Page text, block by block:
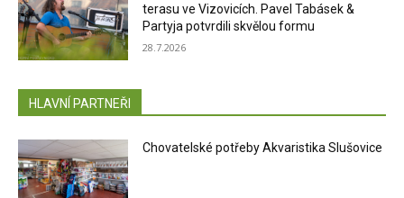
terasu ve Vizovicích. Pavel Tabásek &
Partyja potvrdili skvělou formu
28.7.2026
HLAVNÍ PARTNEŘI
Chovatelské potřeby Akvaristika Slušovice